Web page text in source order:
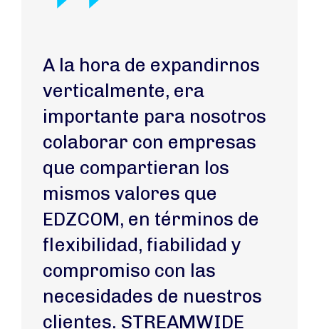
A la hora de expandirnos
verticalmente, era
importante para nosotros
colaborar con empresas
que compartieran los
mismos valores que
EDZCOM, en términos de
flexibilidad, fiabilidad y
compromiso con las
necesidades de nuestros
clientes. STREAMWIDE